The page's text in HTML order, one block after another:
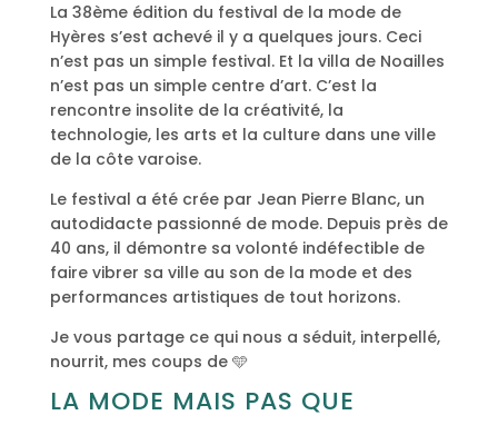
La 38ème édition du festival de la mode de
Hyères s’est achevé il y a quelques jours. Ceci
n’est pas un simple festival. Et la villa de Noailles
n’est pas un simple centre d’art. C’est la
rencontre insolite de la créativité, la
technologie, les arts et la culture dans une ville
de la côte varoise.
Le festival a été crée par Jean Pierre Blanc, un
autodidacte passionné de mode. Depuis près de
40 ans, il démontre sa volonté indéfectible de
faire vibrer sa ville au son de la mode et des
performances artistiques de tout horizons.
Je vous partage ce qui nous a séduit, interpellé,
nourrit, mes coups de 🩵
LA MODE MAIS PAS QUE